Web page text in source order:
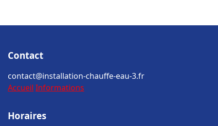
Contact
contact@installation-chauffe-eau-3.fr
Accueil Informations
Horaires